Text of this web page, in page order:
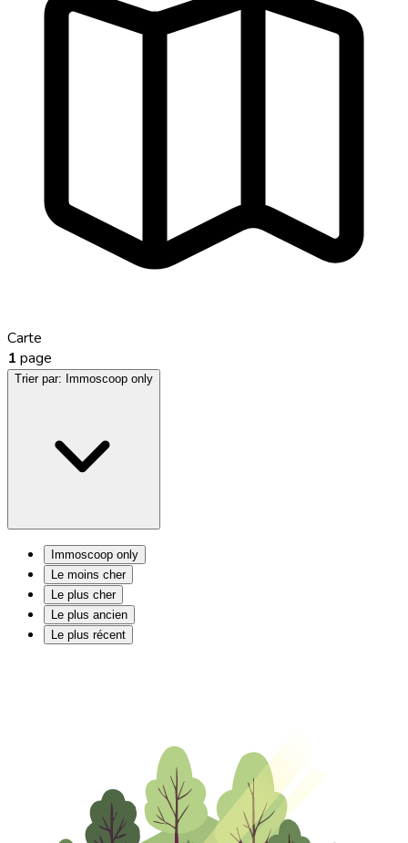
Carte
1 page
Trier par: Immoscoop only
Immoscoop only
Le moins cher
Le plus cher
Le plus ancien
Le plus récent